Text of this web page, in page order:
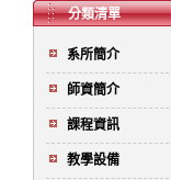
分類清單
系所簡介
師資簡介
課程資訊
教學設備